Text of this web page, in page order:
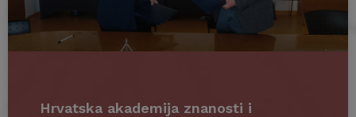
Hrvatska akademija znanosti i